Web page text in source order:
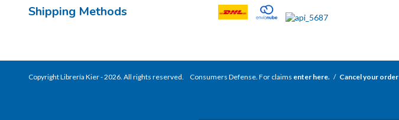
Shipping Methods
Copyright Librería Kier - 2026. All rights reserved. Consumers Defense. For claims enter here. / Cancel your order